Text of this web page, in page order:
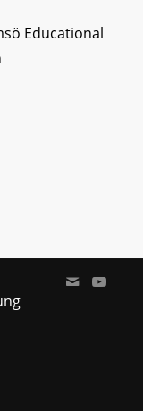
Educational